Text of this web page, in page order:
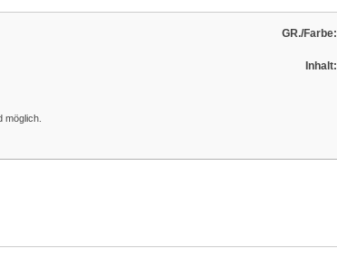
GR./Farbe:
Inhalt:
möglich.